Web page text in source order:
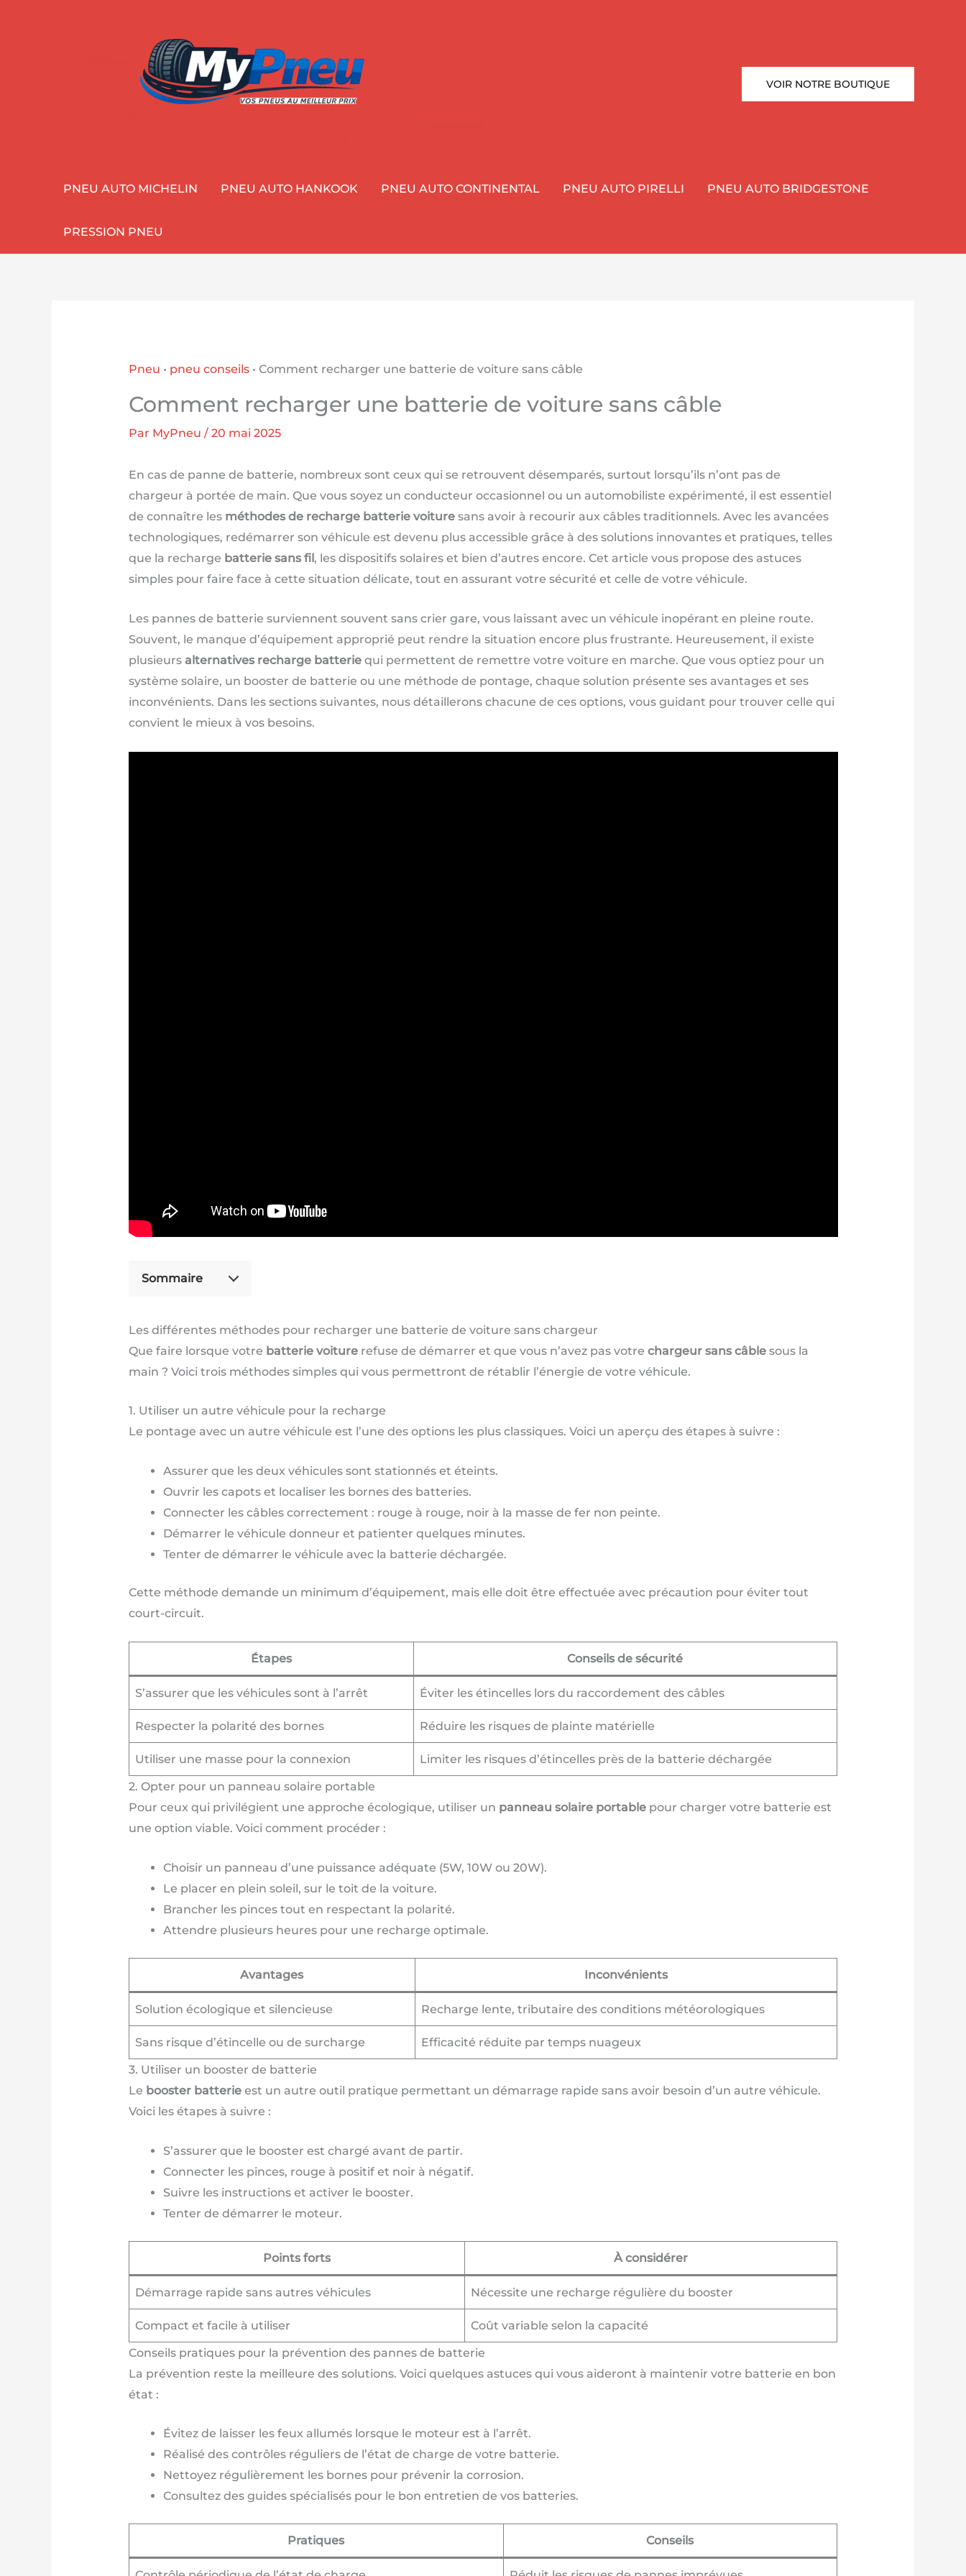
VOIR NOTRE BOUTIQUE
PNEU AUTO MICHELIN PNEU AUTO HANKOOK PNEU AUTO CONTINENTAL PNEU AUTO PIRELLI PNEU AUTO BRIDGESTONE
PRESSION PNEU
Pneu • pneu conseils• Comment recharger une batterie de voiture sans câble
Comment recharger une batterie de voiture sans câble
Par MyPneu / 20 mai 2025
En cas de panne de batterie, nombreux sont ceux qui se retrouvent désemparés, surtout lorsqu’ils n’ont pas de
chargeur à portée de main. Que vous soyez un conducteur occasionnel ou un automobiliste expérimenté, il est essentiel
de connaître les méthodes de recharge batterie voituresans avoir à recourir aux câbles traditionnels. Avec les avancées
technologiques, redémarrer son véhicule est devenu plus accessible grâce à des solutions innovantes et pratiques, telles
que la recharge batterie sans fil , les dispositifs solaires et bien d’autres encore. Cet article vous propose des astuces
simples pour faire face à cette situation délicate, tout en assurant votre sécurité et celle de votre véhicule.
Les pannes de batterie surviennent souvent sans crier gare, vous laissant avec un véhicule inopérant en pleine route.
Souvent, le manque d’équipement approprié peut rendre la situation encore plus frustrante. Heureusement, il existe
plusieurs alternatives recharge batteriequi permettent de remettre votre voiture en marche. Que vous optiez pour un
système solaire, un booster de batterie ou une méthode de pontage, chaque solution présente ses avantages et ses
inconvénients. Dans les sections suivantes, nous détaillerons chacune de ces options, vous guidant pour trouver celle qui
convient le mieux à vos besoins.
Sommaire
Les différentes méthodes pour recharger une batterie de voiture sans chargeur
Que faire lorsque votre batterie voiturerefuse de démarrer et que vous n’avez pas votre chargeur sans câblesous la
main ? Voici trois méthodes simples qui vous permettront de rétablir l’énergie de votre véhicule.
1. Utiliser un autre véhicule pour la recharge
Le pontage avec un autre véhicule est l’une des options les plus classiques. Voici un aperçu des étapes à suivre :
Assurer que les deux véhicules sont stationnés et éteints.
Ouvrir les capots et localiser les bornes des batteries.
Connecter les câbles correctement : rouge à rouge, noir à la masse de fer non peinte.
Démarrer le véhicule donneur et patienter quelques minutes.
Tenter de démarrer le véhicule avec la batterie déchargée.
Cette méthode demande un minimum d’équipement, mais elle doit être effectuée avec précaution pour éviter tout
court-circuit.
Étapes Conseils de sécurité
S’assurer que les véhicules sont à l’arrêt Éviter les étincelles lors du raccordement des câbles
Respecter la polarité des bornes Réduire les risques de plainte matérielle
Utiliser une masse pour la connexion
Limiter les risques d’étincelles près de la batterie déchargée
2. Opter pour un panneau solaire portable
Pour ceux qui privilégient une approche écologique, utiliser un panneau solaire portablepour charger votre batterie est
une option viable. Voici comment procéder :
Choisir un panneau d’une puissance adéquate (5W, 10W ou 20W).
Le placer en plein soleil, sur le toit de la voiture.
Brancher les pinces tout en respectant la polarité.
Attendre plusieurs heures pour une recharge optimale.
Avantages Inconvénients
Solution écologique et silencieuse Recharge lente, tributaire des conditions météorologiques
Sans risque d’étincelle ou de surcharge
Efficacité réduite par temps nuageux
3. Utiliser un booster de batterie
Le booster batterieest un autre outil pratique permettant un démarrage rapide sans avoir besoin d’un autre véhicule.
Voici les étapes à suivre :
S’assurer que le booster est chargé avant de partir.
Connecter les pinces, rouge à positif et noir à négatif.
Suivre les instructions et activer le booster.
Tenter de démarrer le moteur.
Points forts À considérer
Démarrage rapide sans autres véhicules Nécessite une recharge régulière du booster
Compact et facile à utiliser
Coût variable selon la capacité
Conseils pratiques pour la prévention des pannes de batterie
La prévention reste la meilleure des solutions. Voici quelques astuces qui vous aideront à maintenir votre batterie en bon
état :
Évitez de laisser les feux allumés lorsque le moteur est à l’arrêt.
Réalisé des contrôles réguliers de l’état de charge de votre batterie.
Nettoyez régulièrement les bornes pour prévenir la corrosion.
Consultez des guides spécialisés pour le bon entretien de vos batteries.
Pratiques Conseils